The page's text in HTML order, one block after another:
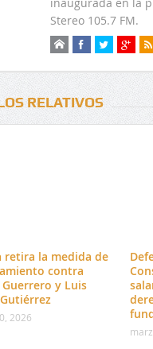
Stereo 105.7 FM.
RELATIVOS
retira la medida de
contra
Guerrero y Luis
2026